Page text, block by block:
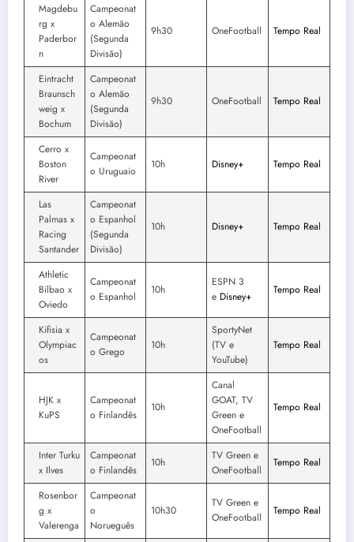
Magdebu
rg x
Paderbor
n
Campeonat
o Alemão
(Segunda
Divisão)
9h30 OneFootball Tempo Real
Eintracht
Braunsch
weig x
Bochum
Campeonat
o Alemão
(Segunda
Divisão)
9h30 OneFootball Tempo Real
Cerro x
Boston
River
Campeonat
o Uruguaio
10h Disney+ Tempo Real
Las
Palmas x
Racing
Santander
Campeonat
o Espanhol
(Segunda
Divisão)
10h Disney+ Tempo Real
Athletic
Bilbao x
Oviedo
Campeonat
o Espanhol
10h
ESPN 3
e Disney+ Tempo Real
Kifisia x
Olympiac
os
Campeonat
o Grego
10h
SportyNet
(TV e
YouTube)
Tempo Real
HJK x
KuPS
Campeonat
o Finlandês
10h
Canal
GOAT, TV
Green e
OneFootball
Tempo Real
Inter Turku
x Ilves
Campeonat
o Finlandês
10h
TV Green e
OneFootball
Tempo Real
Rosenbor
g x
Valerenga
Campeonat
o
Norueguês
10h30
TV Green e
OneFootball
Tempo Real